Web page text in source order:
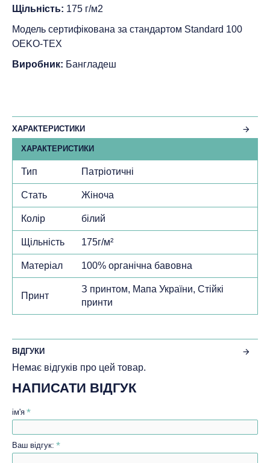
Щільність: 175 г/м2
Модель сертифікована за стандартом Standard 100
ОEKO-TEX
Виробник: Бангладеш
ХАРАКТЕРИСТИКИ
ХАРАКТЕРИСТИКИ
Тип Патріотичні
Стать Жіноча
Колір білий
Щільність 175г/м²
Матеріал 100% органічна бавовна
Принт
З принтом, Мапа України, Стійкі
принти
ВІДГУКИ
Немає відгуків про цей товар.
НАПИСАТИ ВІДГУК
ім'я
Ваш відгук: